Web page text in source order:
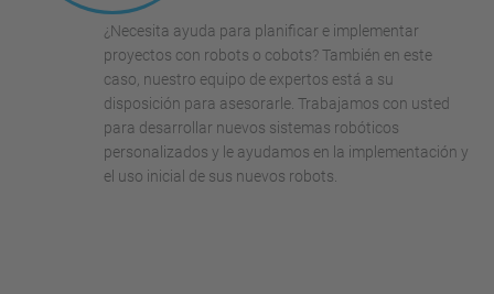
¿Necesita ayuda para planificar e implementar
proyectos con robots o cobots? También en este
caso, nuestro equipo de expertos está a su
disposición para asesorarle. Trabajamos con usted
para desarrollar nuevos sistemas robóticos
personalizados y le ayudamos en la implementación y
el uso inicial de sus nuevos robots.